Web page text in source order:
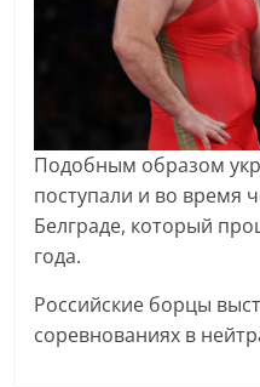
Подобным образом
поступали и во время
Белграде, который
года.
Российские борцы
соревнованиях в